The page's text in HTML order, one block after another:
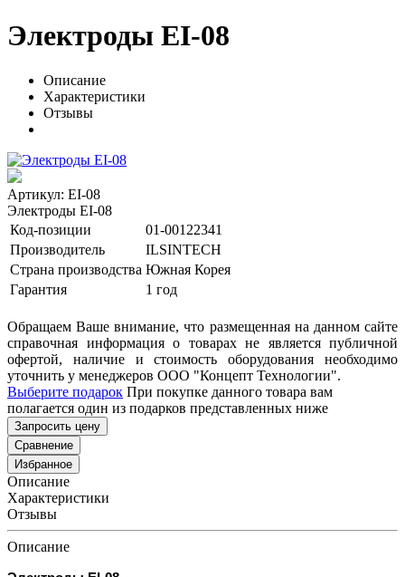
Электроды EI-08
Описание
Характеристики
Отзывы
Артикул: EI-08
Электроды EI-08
Код-позиции
01-00122341
Производитель
ILSINTECH
Страна производства Южная Корея
Гарантия
1 год
Обращаем Ваше внимание, что размещенная на данном сайте
справочная информация о товарах не является публичной
офертой, наличие и стоимость оборудования необходимо
уточнить у менеджеров ООО "Концепт Технологии".
Выберите подарок При покупке данного товара вам
полагается один из подарков представленных ниже
Запросить цену
Сравнение
Избранное
Описание
Характеристики
Отзывы
Описание